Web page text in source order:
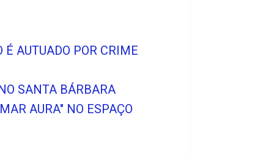
AUTUADO POR CRIME
SANTA BÁRBARA
AURA" NO ESPAÇO